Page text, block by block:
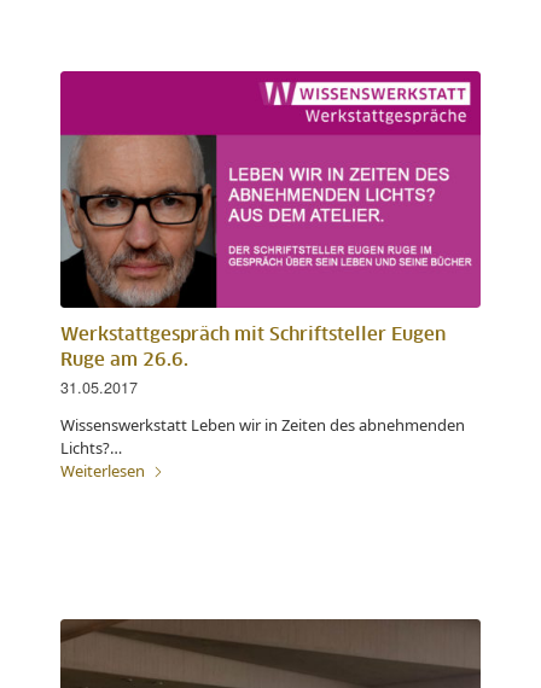
Werkstattgespräch mit Schriftsteller Eugen
Ruge am 26.6.
31.05.2017
Wissenswerkstatt Leben wir in Zeiten des abnehmenden
Lichts?…
Weiterlesen